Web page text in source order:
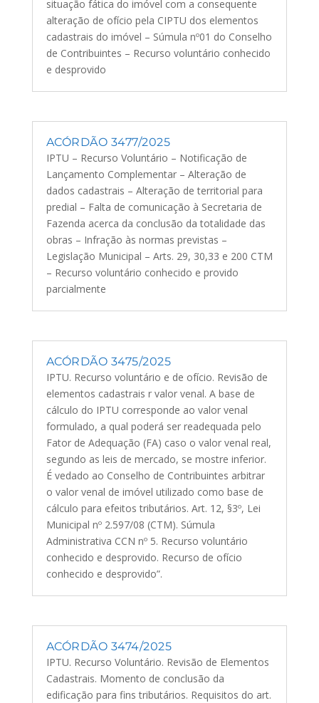
situação fática do imóvel com a consequente
alteração de ofício pela CIPTU dos elementos
cadastrais do imóvel – Súmula nº01 do Conselho
de Contribuintes – Recurso voluntário conhecido
e desprovido
ACÓRDÃO 3477/2025
IPTU – Recurso Voluntário – Notificação de
Lançamento Complementar – Alteração de
dados cadastrais – Alteração de territorial para
predial – Falta de comunicação à Secretaria de
Fazenda acerca da conclusão da totalidade das
obras – Infração às normas previstas –
Legislação Municipal – Arts. 29, 30,33 e 200 CTM
– Recurso voluntário conhecido e provido
parcialmente
ACÓRDÃO 3475/2025
IPTU. Recurso voluntário e de ofício. Revisão de
elementos cadastrais r valor venal. A base de
cálculo do IPTU corresponde ao valor venal
formulado, a qual poderá ser readequada pelo
Fator de Adequação (FA) caso o valor venal real,
segundo as leis de mercado, se mostre inferior.
É vedado ao Conselho de Contribuintes arbitrar
o valor venal de imóvel utilizado como base de
cálculo para efeitos tributários. Art. 12, §3º, Lei
Municipal nº 2.597/08 (CTM). Súmula
Administrativa CCN nº 5. Recurso voluntário
conhecido e desprovido. Recurso de ofício
conhecido e desprovido”.
ACÓRDÃO 3474/2025
IPTU. Recurso Voluntário. Revisão de Elementos
Cadastrais. Momento de conclusão da
edificação para fins tributários. Requisitos do art.